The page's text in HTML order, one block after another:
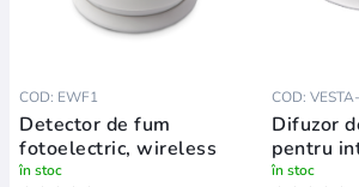
COD: EWF1
Detector de fum
fotoelectric, wireless
în stoc
COD:
Difuzor
pentru
exterior
în stoc